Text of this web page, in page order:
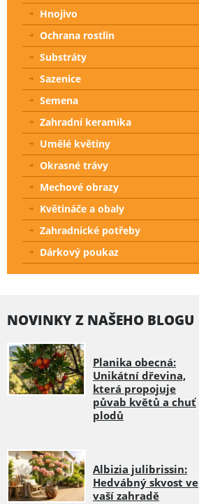
Hnojivo
Ochrana rostlin
Substráty
Sazenice
Semena
Zahradní keramika
Umělé květiny
Okrasné trávy
Mechové obrazy
Květináče a obaly
Zahradnické potřeby
Dárkový poukaz
NOVINKY Z NAŠEHO BLOGU
Planika obecná:
Unikátní dřevina,
která propojuje
půvab květů a chuť
plodů
Albizia julibrissin:
Hedvábný skvost ve
vaší zahradě